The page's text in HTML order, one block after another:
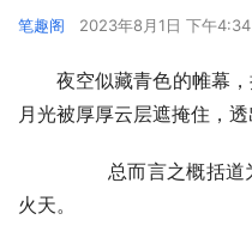
笔趣阁 2023年8月1日 下午4:34
夜空似藏青色的帷幕
月光被厚厚云层遮掩住，透
总而言之概括道为
火天。